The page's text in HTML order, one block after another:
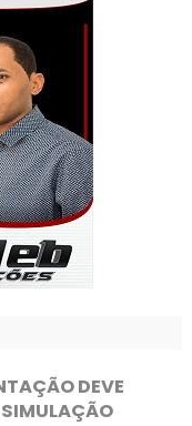
DEVE